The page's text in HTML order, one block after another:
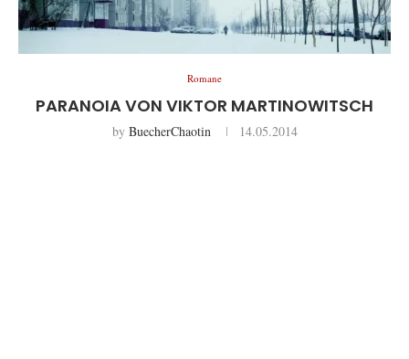
Romane
PARANOIA VON VIKTOR MARTINOWITSCH
by BuecherChaotin 14.05.2014